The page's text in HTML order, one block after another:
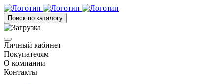
Поиск по каталогу
Личный кабинет
Покупателям
О компании
Контакты